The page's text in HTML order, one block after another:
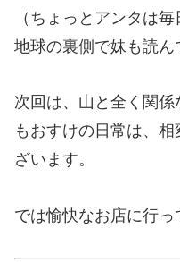
（ちょっとアンタは
地球の裏側で妹も読ん
次回は、山と全く関係
もおすけの日常は、
ざいます。
では愉快なお店に行っ